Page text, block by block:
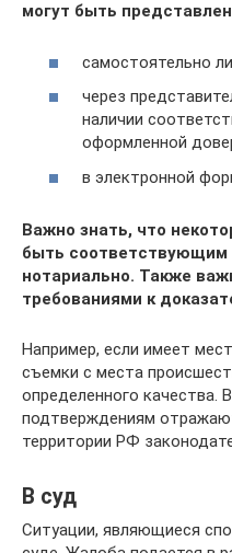
могут быть
самостоятельно
через
наличии
оформленной
в электронной
Важно знать, что
быть соответствующим
нотариально. Также
требованиями к
Например, если имеет
съемки с места
определенного качества.
подтверждениям
территории РФ
В суд
Ситуации, являющиеся